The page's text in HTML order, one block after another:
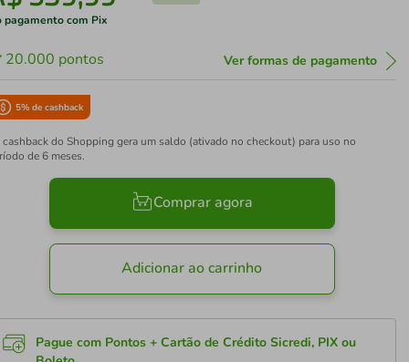
pagamento com Pix
20.000 pontos Ver formas de pagamento
5% de cashback
cashback do Shopping gera um saldo (ativado no checkout) para uso no
de 6 meses.
Comprar agora
Adicionar ao carrinho
Pague com Pontos + Cartão de Crédito Sicredi, PIX ou